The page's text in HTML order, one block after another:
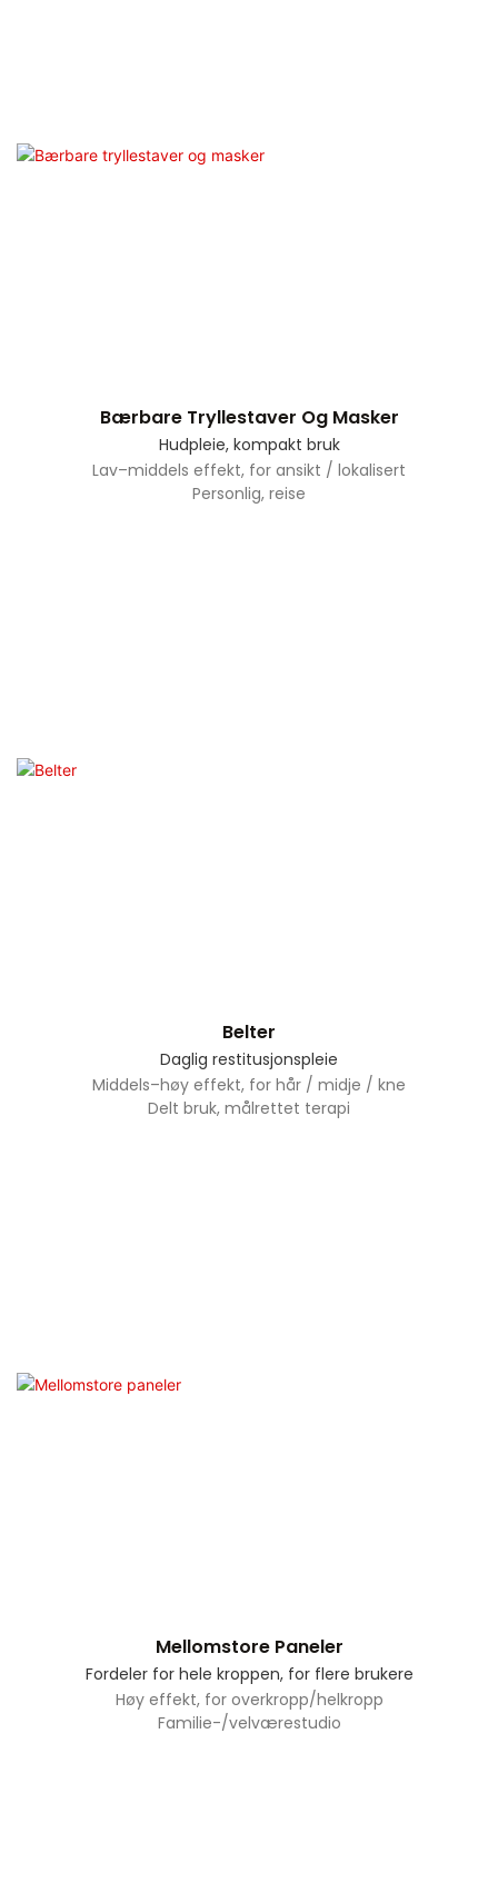
Bærbare Tryllestaver Og Masker
Hudpleie, kompakt bruk
Lav–middels effekt, for ansikt / lokalisert
Personlig, reise
Belter
Daglig restitusjonspleie
Middels–høy effekt, for hår / midje / kne
Delt bruk, målrettet terapi
Mellomstore Paneler
Fordeler for hele kroppen, for flere brukere
Høy effekt, for overkropp/helkropp
Familie-/velværestudio